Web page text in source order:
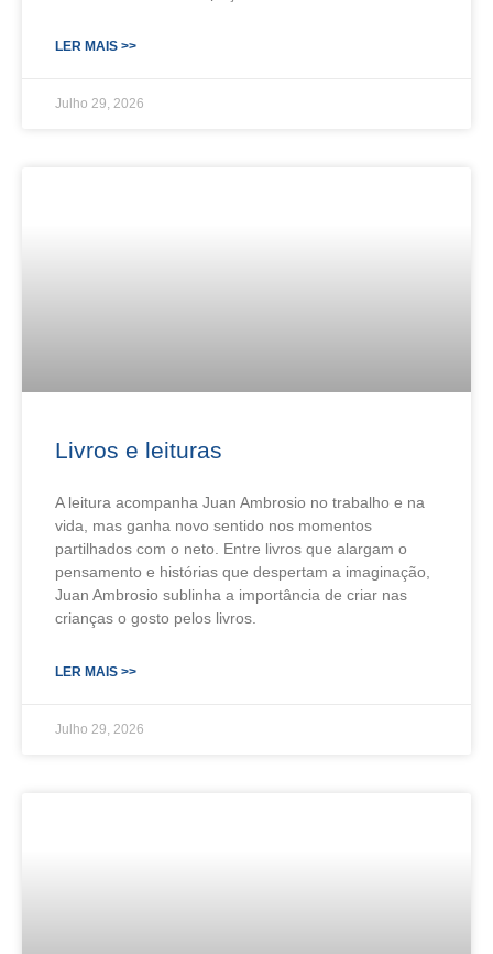
LER MAIS >>
Julho 29, 2026
Livros e leituras
A leitura acompanha Juan Ambrosio no trabalho e na
vida, mas ganha novo sentido nos momentos
partilhados com o neto. Entre livros que alargam o
pensamento e histórias que despertam a imaginação,
Juan Ambrosio sublinha a importância de criar nas
crianças o gosto pelos livros.
LER MAIS >>
Julho 29, 2026